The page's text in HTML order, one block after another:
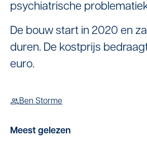
psychiatrische
De bouw start in 2020 en
duren. De kostprijs
euro.
Ben Storme
Meest gelezen